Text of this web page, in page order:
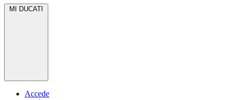
MI DUCATI
Accede